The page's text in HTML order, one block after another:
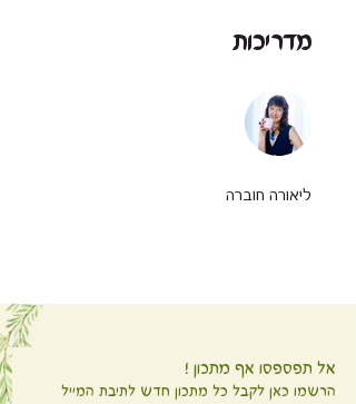
מדריכות
ליאורה חוברה
אל תפספסו אף מתכון !
הרשמו כאן לקבל כל מתכון חדש לתיבת המייל